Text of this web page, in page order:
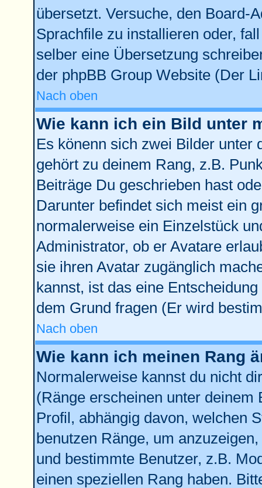
übersetzt. Versuche, den Board-
Sprachfile zu installieren oder,
selber eine Übersetzung
der phpBB Group Website (Der
Nach oben
Wie kann ich ein Bild unter
Es könenn sich zwei Bilder unter
gehört zu deinem Rang, z.B.
Beiträge Du geschrieben hast
Darunter befindet sich meist ein
normalerweise ein Einzelstück
Administrator, ob er Avatare
sie ihren Avatar zugänglich
kannst, ist das eine
dem Grund fragen (Er wird
Nach oben
Wie kann ich meinen Rang
Normalerweise kannst du nicht
(Ränge erscheinen unter deinem
Profil, abhängig davon, welchen
benutzen Ränge, um
und bestimmte Benutzer, z.B.
einen speziellen Rang haben.